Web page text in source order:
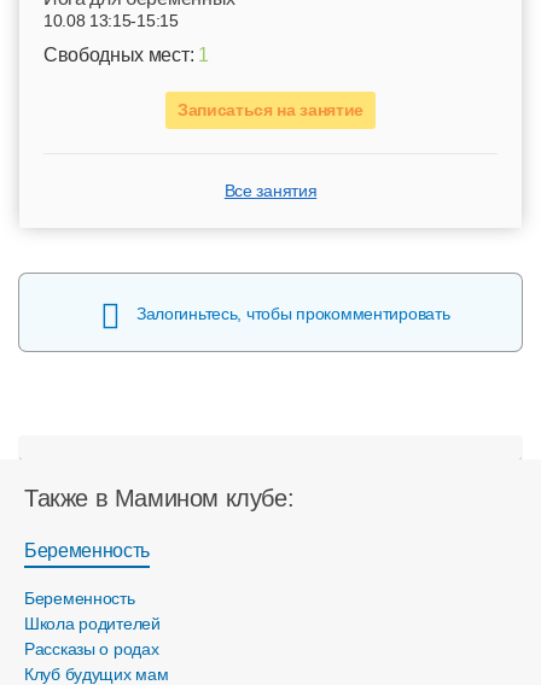
10.08 13:15-15:15
Свободных мест: 1
Записаться на занятие
Все занятия
Залогиньтесь, чтобы прокомментировать
Также в Мамином клубе:
Беременность
Беременность
Школа родителей
Рассказы о родах
Клуб будущих мам